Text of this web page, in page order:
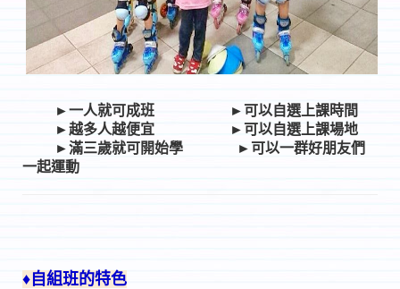
►一人就可成班
►可以自選上課時間
►越多人越便宜
►可以自選上課場地
►滿三歲就可開始學
►可以一群好朋友們
一起運動
♦自組班的特色